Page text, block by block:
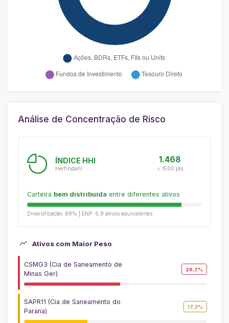
Análise de Concentração de Risco
ÍNDICE HHI
Herfindahl
1.468
< 1500 pts
Carteira bem distribuída entre diferentes ativos
Diversificação: 88% | ENP: 6,8 ativos equivalentes
Ativos com Maior Peso
CSMG3 (Cia de Saneamento de
Minas Ger)
26,3%
SAPR11 (Cia de Saneamento do
Parana)
17,3%